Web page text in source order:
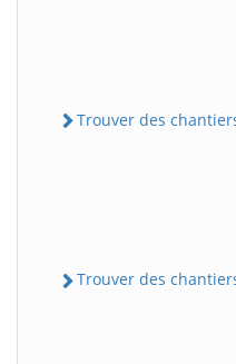
Trouver des
Trouver des